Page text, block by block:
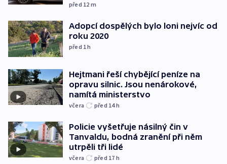
před 12 m
Adopcí dospělých bylo loni nejvíc od
roku 2020
před 1h
Hejtmani řeší chybějící peníze na
opravu silnic. Jsou nenárokové,
namítá ministerstvo
včera před 14h
Policie vyšetřuje násilný čin v
Tanvaldu, bodná zranění při něm
utrpěli tři lidé
včera před 17 h